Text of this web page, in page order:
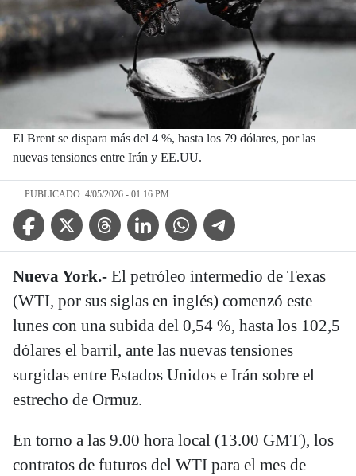
El Brent se dispara más del 4 %, hasta los 79 dólares, por las
nuevas tensiones entre Irán y EE.UU.
PUBLICADO: 4/05/2026 - 01:16 PM
Facebook IconTwitter IconThreads IconLinkedin IconWhatsApp IconTelegram Icon
Nueva York.- El petróleo intermedio de Texas
(WTI, por sus siglas en inglés) comenzó este
lunes con una subida del 0,54 %, hasta los 102,5
dólares el barril, ante las nuevas tensiones
surgidas entre Estados Unidos e Irán sobre el
estrecho de Ormuz.
En torno a las 9.00 hora local (13.00 GMT), los
contratos de futuros del WTI para el mes de